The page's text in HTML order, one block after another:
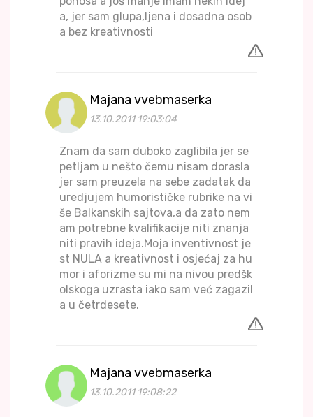
a, jer sam glupa,ljena i dosadna osob
a bez kreativnosti
Majana vvebmaserka
13.10.2011 19:03:04
Znam da sam duboko zaglibila jer se
petljam u nešto čemu nisam dorasla
jer sam preuzela na sebe zadatak da
uredjujem humorističke rubrike na vi
še Balkanskih sajtova,a da zato nem
am potrebne kvalifikacije niti znanja
niti pravih ideja.Moja inventivnost je
st NULA a kreativnost i osjećaj za hu
mor i aforizme su mi na nivou predšk
olskoga uzrasta iako sam već zagazil
a u četrdesete.
Majana vvebmaserka
13.10.2011 19:08:22